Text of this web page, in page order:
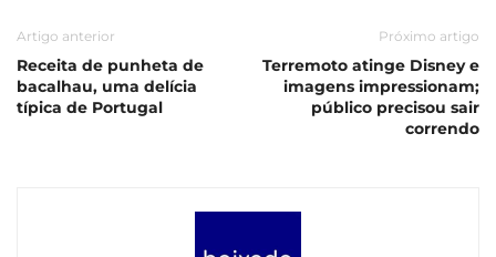
Artigo anterior
Receita de punheta de
bacalhau, uma delícia
típica de Portugal
Próximo artigo
Terremoto atinge Disney e
imagens impressionam;
público precisou sair
correndo